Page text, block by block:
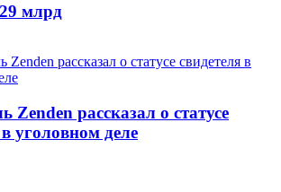
млрд
Zenden рассказал о статусе
уголовном деле